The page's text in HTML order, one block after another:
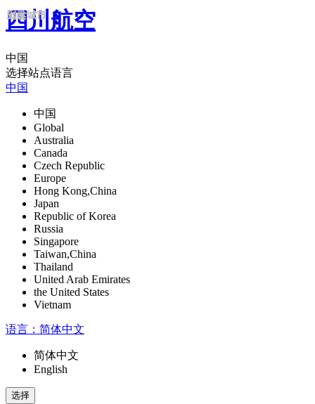
四川航空
中国
选择站点语言
中国
中国
Global
Australia
Canada
Czech Republic
Europe
Hong Kong,China
Japan
Republic of Korea
Russia
Singapore
Taiwan,China
Thailand
United Arab Emirates
the United States
Vietnam
语言： 简体中文
简体中文
English
出发城市
到达城市
出发城市
到达城市
出发城市
到达城市
出发城市
到达城市
出发城市
到达城市
出发城市
到达城市